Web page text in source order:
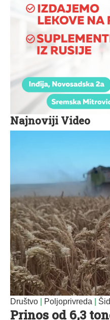
Najnoviji Video
Društvo Poljoprivreda Šid
Prinos od 6,3